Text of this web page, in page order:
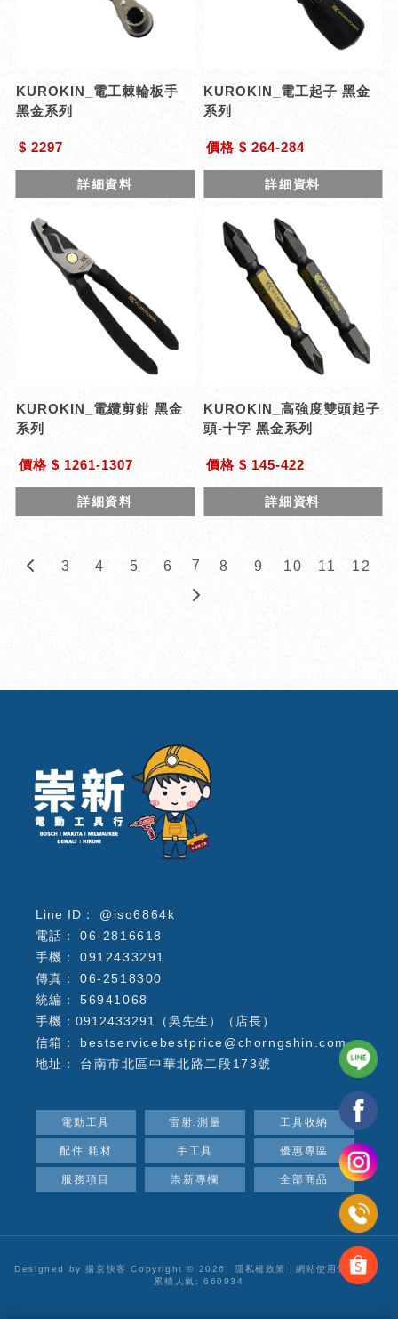
KUROKIN_電工棘輪板手
黑金系列
$ 2297
詳細資料
KUROKIN_電工起子 黑金
系列
價格 $ 264-284
詳細資料
KUROKIN_電纜剪鉗 黑金
系列
價格 $ 1261-1307
詳細資料
KUROKIN_高強度雙頭起子
頭-十字 黑金系列
價格 $ 145-422
詳細資料
3 4 5 6 7 8 9 10 11 12
@iso6864k
06-2816618
0912433291
06-2518300
56941068
手機：0912433291（吳先生）（店長）
bestservicebestprice@chorngshin.com
台南市北區中華北路二段173號
電動工具 雷射.測量 工具收納
配件.耗材 手工具 優惠專區
服務項目 崇新專欄 全部商品
Designed by揚京快客 Copyright © 2026 隱私權政策 網站使用條款
..
累積人氣: 660934